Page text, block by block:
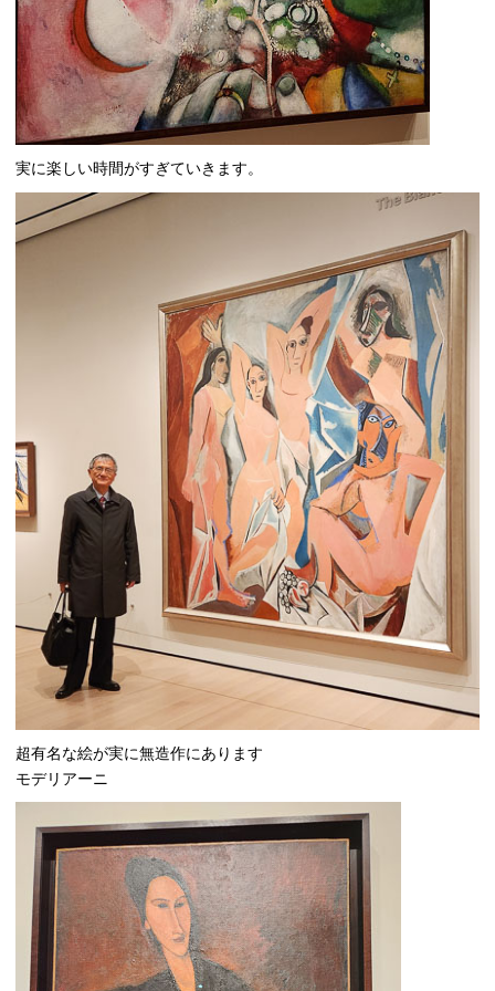
実に楽しい時間がすぎていきます。
超有名な絵が実に無造作にあります
モデリアーニ